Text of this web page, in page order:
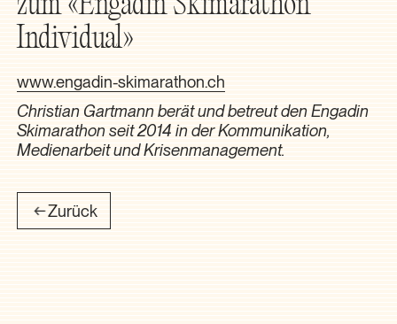
zum «Engadin Skimarathon
Individual»
www.engadin-skimarathon.ch
Christian Gartmann berät und betreut den Engadin
Skimarathon seit 2014 in der Kommunikation,
Medienarbeit und Krisenmanagement.
Zurück